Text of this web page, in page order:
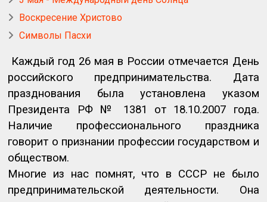
Воскресение Христово
Символы Пасхи
Каждый год 26 мая в России отмечается День
российского предпринимательства. Дата
празднования была установлена указом
Президента РФ № 1381 от 18.10.2007 года.
Наличие профессионального праздника
говорит о признании профессии государством и
обществом.
Многие из нас помнят, что в СССР не было
предпринимательской деятельности. Она